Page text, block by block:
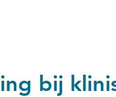
bij